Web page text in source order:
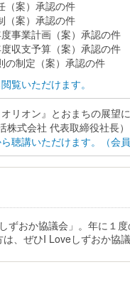
案）承認の件
案）承認の件
業計画（案）承認の件
支予算（案）承認の件
制定（案）承認の件
覧いただけます。
リオン』とおまちの展望
式会社 代表取締役社長）
聴講いただけます。（会員
ずおか協議会」。年に
、ぜひI Loveしずおか協